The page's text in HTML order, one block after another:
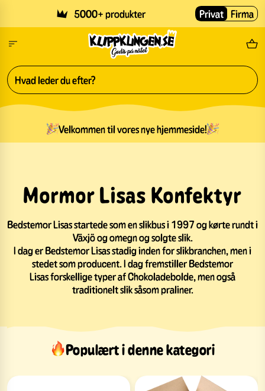
5000+ produkter Privat Firma
Velkommen til vores nye hjemmeside!
Mormor Lisas Konfektyr
Bedstemor Lisas startede som en slikbus i 1997 og kørte rundt i
Växjö og omegn og solgte slik.
I dag er Bedstemor Lisas stadig inden for slikbranchen, men i
stedet som producent. I dag fremstiller Bedstemor
Lisas forskellige typer af Chokoladebolde, men også
traditionelt slik såsom praliner.
Populært i denne kategori